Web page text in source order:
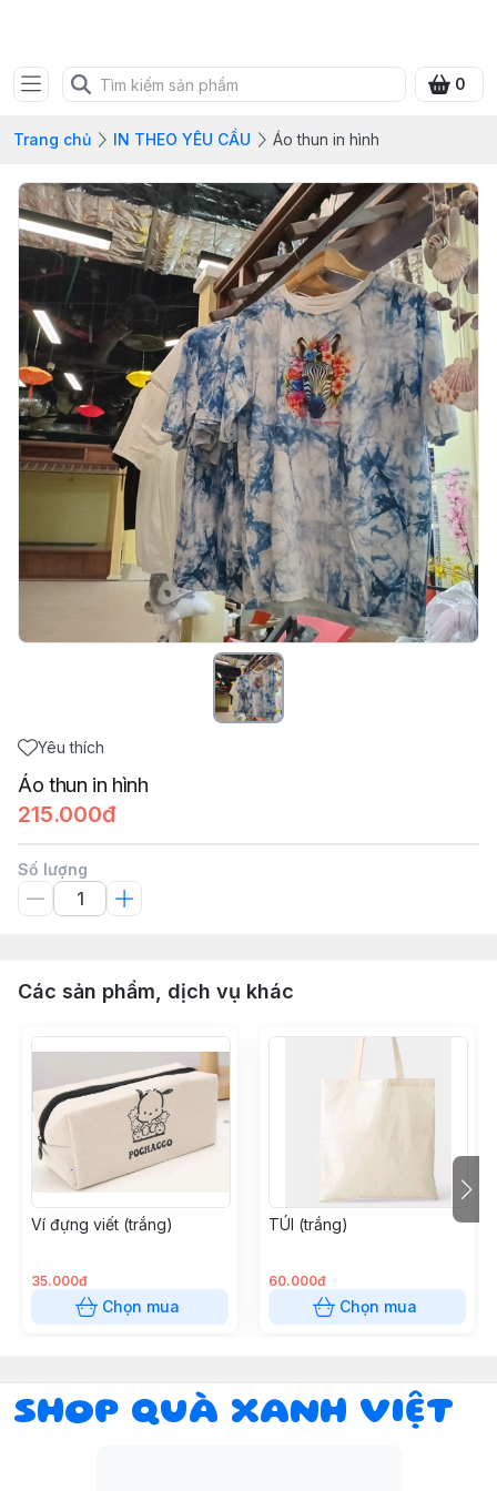
0
Trang chủ IN THEO YÊU CẦU Áo thun in hình
Yêu thích
Áo thun in hình
215.000đ
Số lượng
Các sản phẩm, dịch vụ khác
Ví đựng viết (trắng)
35.000đ
Chọn mua
TÚI (trắng)
60.000đ
Chọn mua
SHOP QUÀ XANH VIỆT